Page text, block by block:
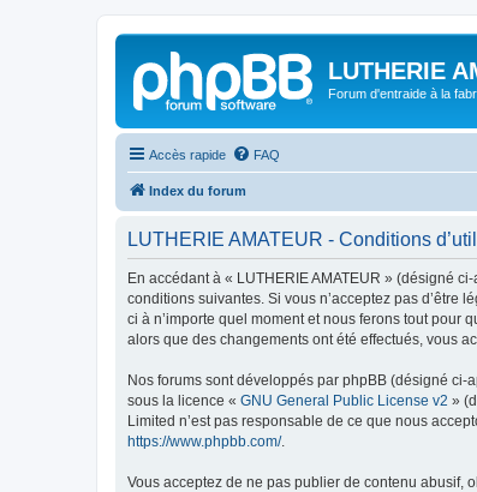
LUTHERIE
Forum d'entraide à la
Accès rapide FAQ
Index du forum
LUTHERIE AMATEUR - Conditions
En accédant à « LUTHERIE AMATEUR » (désigné
conditions suivantes. Si vous n’acceptez pas d’être
ci à n’importe quel moment et nous ferons tout pour
alors que des changements ont été effectués, vous
Nos forums sont développés par phpBB (désigné ci-
sous la licence « GNU General Public License v2 »
Limited n’est pas responsable de ce que nous
https://www.phpbb.com/.
Vous acceptez de ne pas publier de contenu abusif,